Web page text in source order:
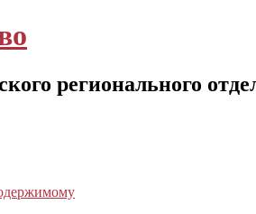
регионального